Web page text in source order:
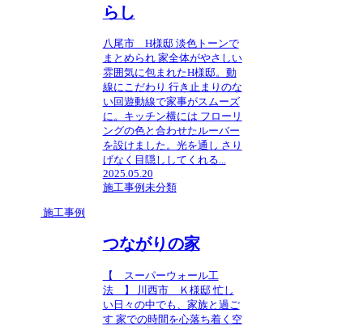
らし
八尾市 H様邸 淡色トーンで
まとめられ 家全体がやさしい
雰囲気に包まれたH様邸。動
線にこだわり 行き止まりのな
い回遊動線で家事がスムーズ
に。キッチン横には フローリ
ングの色と合わせたルーバー
を設けました。光を通し さり
げなく目隠ししてくれる...
2025.05.20
施工事例 未分類
施工事例
つながりの家
【 スーパーウォール工
法 】 川西市 Ｋ様邸 忙し
い日々の中でも、家族と過ご
す 家での時間を心落ち着く空